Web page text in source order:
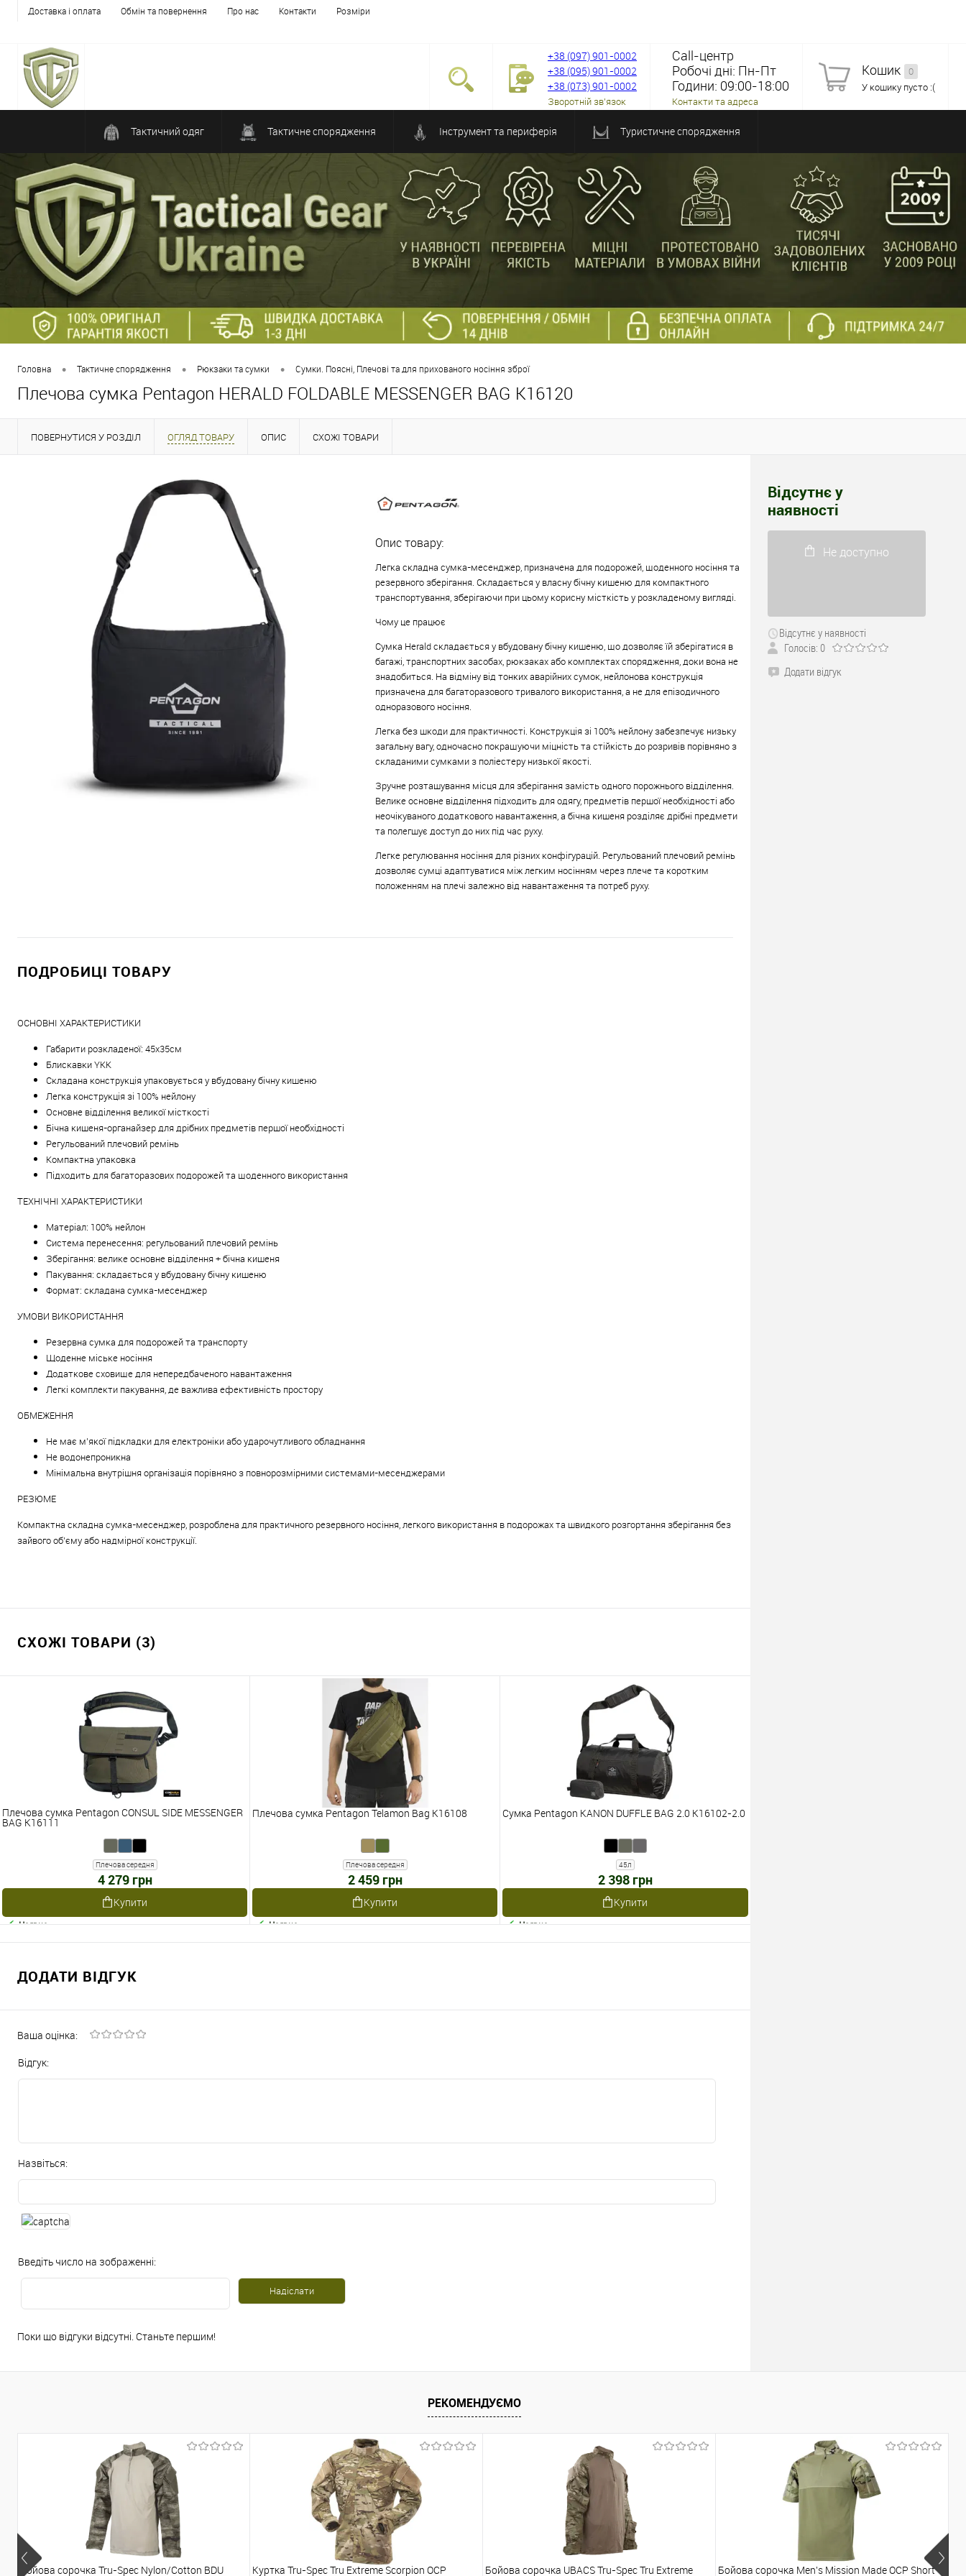
Доставка і оплата Обмін та повернення Про нас Контакти Розміри
+38 (097) 901-0002
+38 (095) 901-0002
+38 (073) 901-0002
Зворотній зв'язок
Call-центр
Робочі дні: Пн-Пт
Години: 09:00-18:00
Контакти та адреса
Кошик
0
У кошику пусто :(
Тактичний одяг Тактичне спорядження Інструмент та периферія Туристичне спорядження
Головна • Тактичне спорядження • Рюкзаки та сумки • Сумки. Поясні, Плечові та для прихованого носіння зброї
Плечова сумка Pentagon HERALD FOLDABLE MESSENGER BAG K16120
ПОВЕРНУТИСЯ У РОЗДІЛ ОГЛЯД ТОВАРУ ОПИС СХОЖІ ТОВАРИ
Опис товару:
Легка складна сумка-месенджер, призначена для подорожей, щоденного носіння та
резервного зберігання. Складається у власну бічну кишеню для компактного
транспортування, зберігаючи при цьому корисну місткість у розкладеному вигляді.
Чому це працює
Сумка Herald складається у вбудовану бічну кишеню, що дозволяє їй зберігатися в
багажі, транспортних засобах, рюкзаках або комплектах спорядження, доки вона не
знадобиться. На відміну від тонких аварійних сумок, нейлонова конструкція
призначена для багаторазового тривалого використання, а не для епізодичного
одноразового носіння.
Легка без шкоди для практичності. Конструкція зі 100% нейлону забезпечує низьку
загальну вагу, одночасно покращуючи міцність та стійкість до розривів порівняно з
складаними сумками з поліестеру низької якості.
Зручне розташування місця для зберігання замість одного порожнього відділення.
Велике основне відділення підходить для одягу, предметів першої необхідності або
неочікуваного додаткового навантаження, а бічна кишеня розділяє дрібні предмети
та полегшує доступ до них під час руху.
Легке регулювання носіння для різних конфігурацій. Регульований плечовий ремінь
дозволяє сумці адаптуватися між легким носінням через плече та коротким
положенням на плечі залежно від навантаження та потреб руху.
ПОДРОБИЦІ ТОВАРУ
ОСНОВНІ ХАРАКТЕРИСТИКИ
Габарити розкладеної: 45х35см
Блискавки YKK
Складана конструкція упаковується у вбудовану бічну кишеню
Легка конструкція зі 100% нейлону
Основне відділення великої місткості
Бічна кишеня-органайзер для дрібних предметів першої необхідності
Регульований плечовий ремінь
Компактна упаковка
Підходить для багаторазових подорожей та щоденного використання
ТЕХНІЧНІ ХАРАКТЕРИСТИКИ
Матеріал: 100% нейлон
Система перенесення: регульований плечовий ремінь
Зберігання: велике основне відділення + бічна кишеня
Пакування: складається у вбудовану бічну кишеню
Формат: складана сумка-месенджер
УМОВИ ВИКОРИСТАННЯ
Резервна сумка для подорожей та транспорту
Щоденне міське носіння
Додаткове сховище для непередбаченого навантаження
Легкі комплекти пакування, де важлива ефективність простору
ОБМЕЖЕННЯ
Не має м'якої підкладки для електроніки або ударочутливого обладнання
Не водонепроникна
Мінімальна внутрішня організація порівняно з повнорозмірними системами-месенджерами
РЕЗЮМЕ
Компактна складна сумка-месенджер, розроблена для практичного резервного носіння, легкого використання в подорожах та швидкого розгортання зберігання без
зайвого об'єму або надмірної конструкції.
СХОЖІ ТОВАРИ (3)
Плечова сумка Pentagon CONSUL SIDE MESSENGER
BAG K16111
Плечова середня
4 279 грн
Купити
Наявне
Плечова сумка Pentagon Telamon Bag K16108
Плечова середня
2 459 грн
Купити
Наявне
Сумка Pentagon KANON DUFFLE BAG 2.0 K16102-2.0
45л
2 398 грн
Купити
Наявне
ДОДАТИ ВІДГУК
Ваша оцінка:
Відгук:
Назвіться:
Введіть число на зображенні:
Поки що відгуки відсутні. Станьте першим!
Відсутнє у
наявності
Не доступно
Відсутнє у наявності
Голосів: 0
Додати відгук
РЕКОМЕНДУЄМО
Бойова сорочка Tru-Spec Nylon/Cotton BDU Куртка Tru-Spec Tru Extreme Scorpion OCP Бойова сорочка UBACS Tru-Spec Tru Extreme Бойова сорочка Men's Mission Made OCP Short